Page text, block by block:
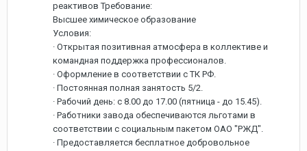
реактивов Требование:
Высшее химическое образование
Условия:
· Открытая позитивная атмосфера в коллективе и
командная поддержка профессионалов.
· Оформление в соответствии c ТК РФ.
· Постоянная полная занятость 5/2.
· Рабочий день: с 8.00 до 17.00 (пятница - до 15.45).
· Работники завода обеспечиваются льготами в
соответствии с социальным пакетом ОАО "РЖД".
· Предоставляется бесплатное добровольное